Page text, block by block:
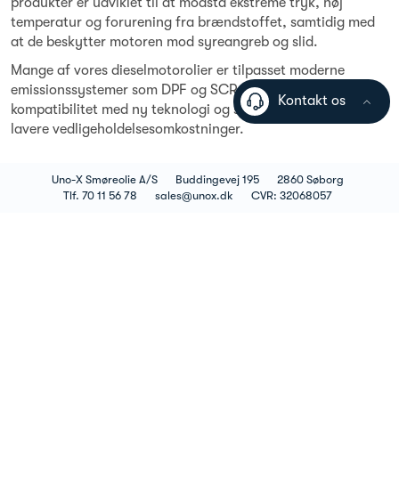
temperatur og forurening fra brændstoffet, samtidig med
at de beskytter motoren mod syreangreb og slid.
Mange af vores dieselmotorolier er tilpasset moderne
emissionssystemer som DPF og SCR, hvilket sikrer
kompatibilitet med ny teknologi og samtidig understøtter
lavere vedligeholdelsesomkostninger.
Uno-X Smøreolie A/S Buddingevej 195
2860 Søborg
Tlf. 70 11 56 78
sales@unox.dk CVR: 32068057
Kontakt os